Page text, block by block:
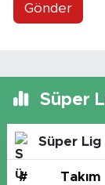
Gönder
Süper
Süper Lig
# Takım